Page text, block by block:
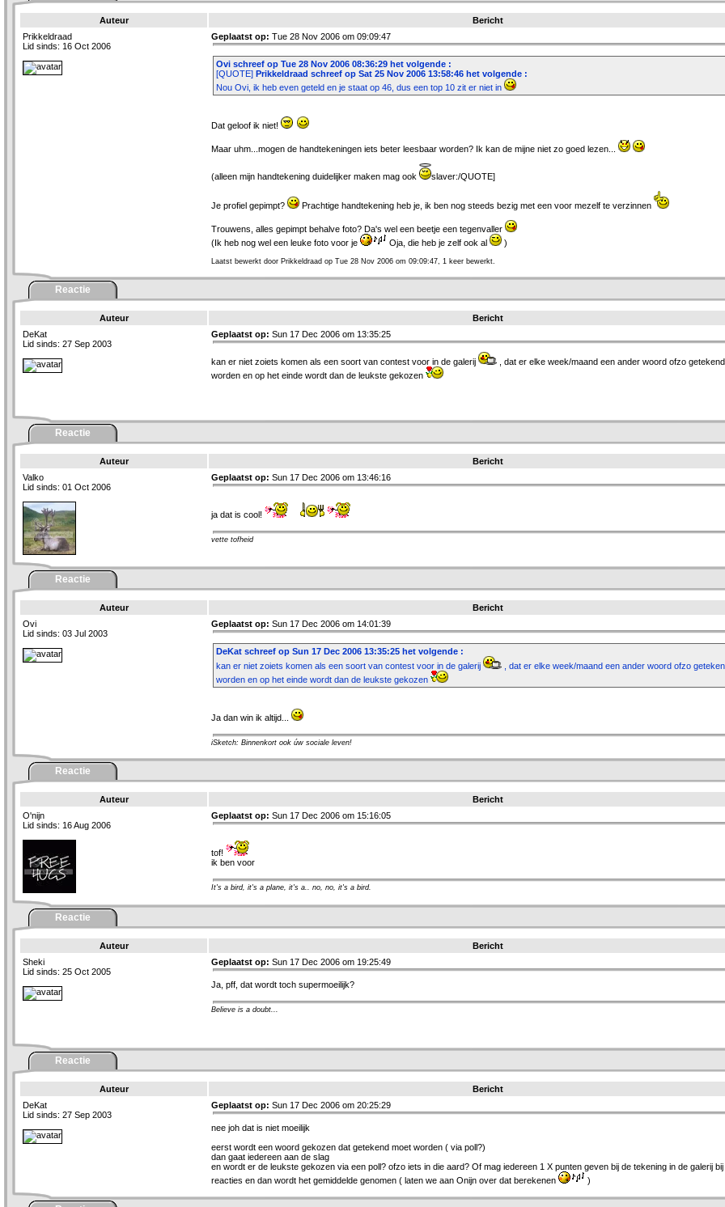
Auteur
Bericht
Prikkeldraad
Lid sinds: 16 Oct 2006
Geplaatst op: Tue 28 Nov 2006 om 09:09:47
Ovi schreef op Tue 28 Nov 2006 08:36:29 het volgende :
[QUOTE] Prikkeldraad schreef op Sat 25 Nov 2006 13:58:46 het volgende :
Nou Ovi, ik heb even geteld en je staat op 46, dus een top 10 zit er niet in
Dat geloof ik niet!
Maar uhm...mogen de handtekeningen iets beter leesbaar worden? Ik kan de mijne niet zo goed lezen...
(alleen mijn handtekening duidelijker maken mag ook slaver:/QUOTE]
Je profiel gepimpt? Prachtige handtekening heb je, ik ben nog steeds bezig met een voor mezelf te verzinnen
Trouwens, alles gepimpt behalve foto? Da's wel een beetje een tegenvaller
(Ik heb nog wel een leuke foto voor je
Oja, die heb je zelf ook al )
Laatst bewerkt door Prikkeldraad op Tue 28 Nov 2006 om 09:09:47, 1 keer bewerkt.
Reactie
Auteur
Bericht
DeKat
Lid sinds: 27 Sep 2003
Geplaatst op: Sun 17 Dec 2006 om 13:35:25
kan er niet zoiets komen als een soort van contest voor in de galerij
, dat er elke week/maand een ander woord ofzo
worden en op het einde wordt dan de leukste gekozen
Reactie
Auteur
Bericht
Valko
Lid sinds: 01 Oct 2006
Geplaatst op: Sun 17 Dec 2006 om 13:46:16
ja dat is cool!
vette tofheid
Reactie
Auteur
Bericht
Ovi
Lid sinds: 03 Jul 2003
Geplaatst op: Sun 17 Dec 2006 om 14:01:39
DeKat schreef op Sun 17 Dec 2006 13:35:25 het volgende :
kan er niet zoiets komen als een soort van contest voor in de galerij
, dat er elke week/maand een ander woord ofzo
worden en op het einde wordt dan de leukste gekozen
Ja dan win ik altijd...
iSketch: Binnenkort ook úw sociale leven!
Reactie
Auteur
Bericht
O'nijn
Lid sinds: 16 Aug 2006
Geplaatst op: Sun 17 Dec 2006 om 15:16:05
tof!
ik ben voor
It's a bird, it's a plane, it's a.. no, no, it's a bird.
Reactie
Auteur
Bericht
Sheki
Lid sinds: 25 Oct 2005
Geplaatst op: Sun 17 Dec 2006 om 19:25:49
Ja, pff, dat wordt toch supermoeilijk?
Believe is a doubt...
Reactie
Auteur
Bericht
DeKat
Lid sinds: 27 Sep 2003
Geplaatst op: Sun 17 Dec 2006 om 20:25:29
nee joh dat is niet moeilijk
eerst wordt een woord gekozen dat getekend moet worden ( via poll?)
dan gaat iedereen aan de slag
en wordt er de leukste gekozen via een poll? ofzo iets in die aard? Of mag iedereen 1 X punten geven bij de tekening in de galerij bij
reacties en dan wordt het gemiddelde genomen ( laten we aan Onijn over dat berekenen
)